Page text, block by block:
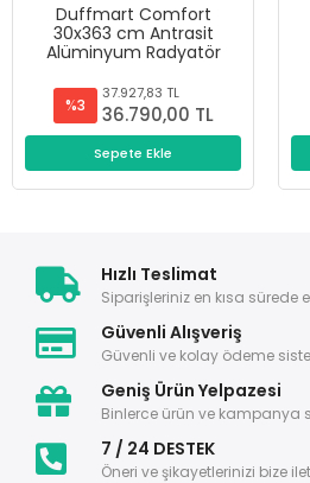
Duffmart Comfort
30x363 cm Antrasit
Alüminyum Radyatör
%3
37.927,83 TL
36.790,00 TL
Sepete Ekle
Hızlı Teslimat
Siparişleriniz en kısa sürede
Güvenli Alışveriş
Güvenli ve kolay ödeme
Geniş Ürün Yelpazesi
Binlerce ürün ve kampanya
7 / 24 DESTEK
Öneri ve şikayetlerinizi bize